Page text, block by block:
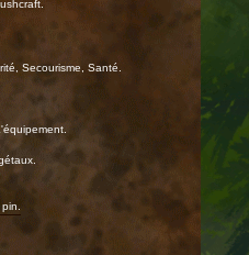
Secourisme, Santé.